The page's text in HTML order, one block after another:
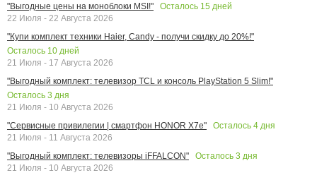
"Выгодные цены на моноблоки MSI!"
Осталось 15 дней
22 Июля - 22 Августа 2026
"Купи комплект техники Haier, Candy - получи скидку до 20%!"
Осталось 10 дней
21 Июля - 17 Августа 2026
"Выгодный комплект: телевизор TCL и консоль PlayStation 5 Slim!"
Осталось 3 дня
21 Июля - 10 Августа 2026
"Сервисные привилегии | смартфон HONOR X7e"
Осталось 4 дня
21 Июля - 11 Августа 2026
"Выгодный комплект: телевизоры iFFALCON"
Осталось 3 дня
21 Июля - 10 Августа 2026